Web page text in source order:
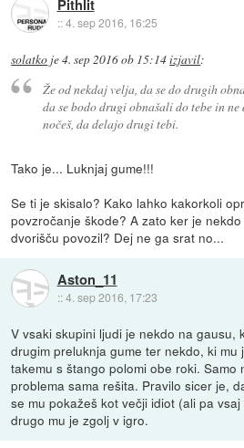
Pithlit
::4. sep 2016, 16:25
solatko je4. sep 2016 ob 15:14izjavil:
Že od nekdaj velja, da se do drugih
da se bodo drugi obnašali do tebe in
nočeš, da delajo drugi tebi.
Tako je... Luknjaj gume!!!
Se ti je skisalo? Kako lahko kakorkoli
povzročanje škode? A zato ker je
dvorišču povozil? Dej ne ga srat no...
Aston_11
::4. sep 2016, 17:23
V vsaki skupini ljudi je nekdo na gausu,
drugim preluknja gume ter nekdo, ki mu
takemu s štango polomi obe roki. Samo
problema sama rešita. Pravilo sicer je,
se mu pokažeš kot večji idiot (ali pa
drugo mu je zgolj v igro.